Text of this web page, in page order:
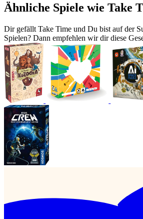
Ähnliche Spiele wie Take
Dir gefällt Take Time und Du bist auf der
Spielen? Dann empfehlen wir dir diese